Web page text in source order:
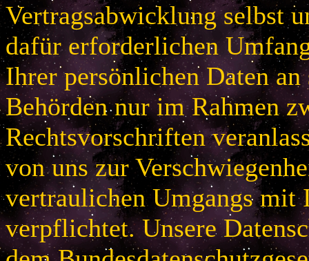
Vertragsabwicklung selbst
dafür erforderlichen
Ihrer persönlichen Daten
Behörden nur im Rahmen
Rechtsvorschriften
von uns zur
vertraulichen Umgangs mit
verpflichtet. Unsere